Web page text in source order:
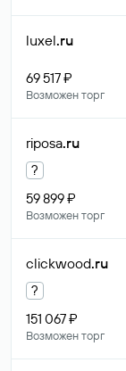
luxel.ru
69 517 ₽
Возможен торг
riposa.ru
?
59 899 ₽
Возможен торг
clickwood.ru
?
151 067 ₽
Возможен торг